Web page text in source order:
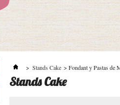
> Stands Cake > Fondant y Pastas de
Stands Cake